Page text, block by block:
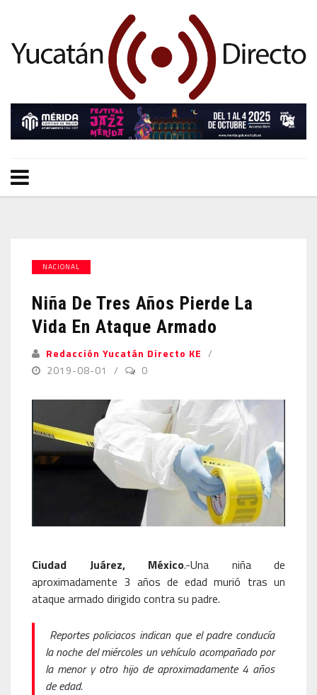
NACIONAL
Niña De Tres Años Pierde La
Vida En Ataque Armado
Redacción Yucatán Directo KE
2019-08-01
0
Ciudad Juárez, México.-Una niña de
aproximadamente 3 años de edad murió tras un
ataque armado dirigido contra su padre.
Reportes policiacos indican que el padre conducía
la noche del miércoles un vehículo acompañado por
la menor y otro hijo de aproximadamente 4 años
de edad.